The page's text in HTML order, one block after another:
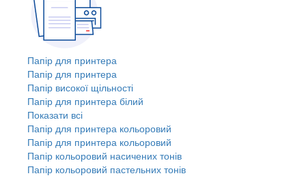
Папір для принтера
Папір для принтера
Папір високої щільності
Папір для принтера білий
Показати всі
Папір для принтера кольоровий
Папір для принтера кольоровий
Папір кольоровий насичених тонів
Папір кольоровий пастельних тонів